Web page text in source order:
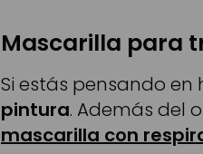
Mascarilla para
Si estás pensando
pintura. Además del
mascarilla con